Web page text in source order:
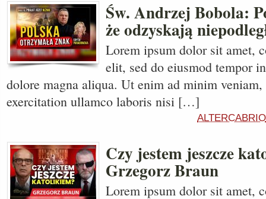
Św. Andrzej Bobola:
że odzyskają
Lorem ipsum dolor sit amet,
elit, sed do eiusmod tempor
dolore magna aliqua. Ut enim ad minim
exercitation ullamco laboris nisi […]
ALTERCABRIO
Czy jestem jeszcze
Grzegorz Braun
Lorem ipsum dolor sit amet,